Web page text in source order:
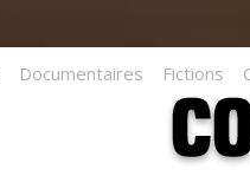
Documentaires Fictions